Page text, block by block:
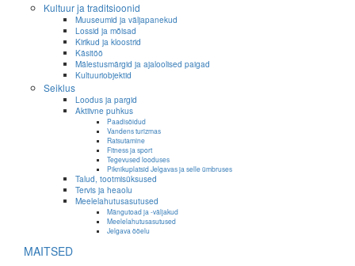
Kultuur ja traditsioonid
Muuseumid ja väljapanekud
Lossid ja mõisad
Kirikud ja kloostrid
Käsitöö
Mälestusmärgid ja ajaloolised paigad
Kultuuriobjektid
Seiklus
Loodus ja pargid
Aktiivne puhkus
Paadisõidud
Vandens turizmas
Ratsutamine
Fitness ja sport
Tegevused looduses
Piknikuplatsid Jelgavas ja selle ümbruses
Talud, tootmisüksused
Tervis ja heaolu
Meelelahutusasutused
Mängutoad ja -väljakud
Meelelahutusasutused
Jelgava ööelu
MAITSED